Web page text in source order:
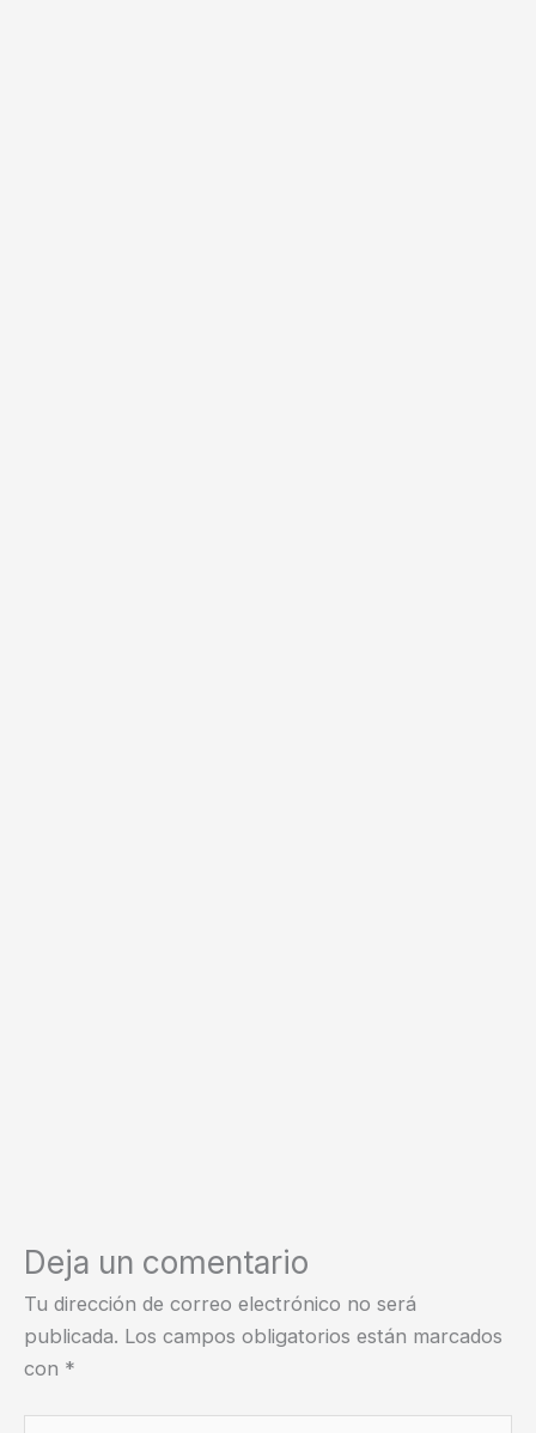
Deja un comentario
Tu dirección de correo electrónico no será
publicada. Los campos obligatorios están marcados
con *